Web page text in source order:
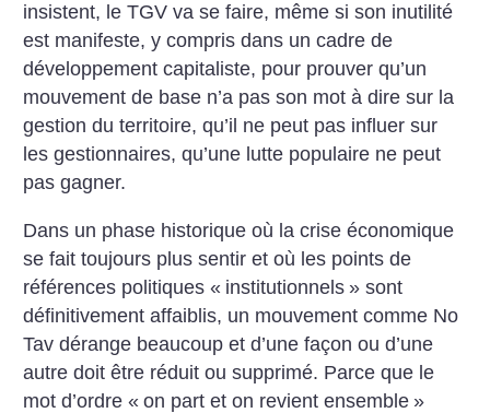
insistent, le TGV va se faire, même si son inutilité
est manifeste, y compris dans un cadre de
développement capitaliste, pour prouver qu’un
mouvement de base n’a pas son mot à dire sur la
gestion du territoire, qu’il ne peut pas influer sur
les gestionnaires, qu’une lutte populaire ne peut
pas gagner.
Dans un phase historique où la crise économique
se fait toujours plus sentir et où les points de
références politiques « institutionnels » sont
définitivement affaiblis, un mouvement comme No
Tav dérange beaucoup et d’une façon ou d’une
autre doit être réduit ou supprimé. Parce que le
mot d’ordre « on part et on revient ensemble »